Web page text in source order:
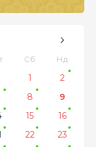
Сб Нд
1
2
8
9
15
16
22
23